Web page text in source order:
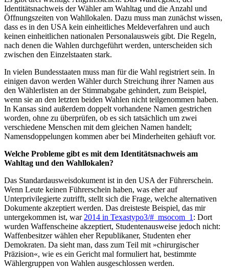
Identitätsnachweis der Wähler am Wahltag und die Anzahl und
Öffnungszeiten von Wahllokalen. Dazu muss man zunächst wissen,
dass es in den USA kein einheitliches Meldeverfahren und auch
keinen einheitlichen nationalen Personalausweis gibt. Die Regeln,
nach denen die Wahlen durchgeführt werden, unterscheiden sich
zwischen den Einzelstaaten stark.
In vielen Bundesstaaten muss man für die Wahl registriert sein. In
einigen davon werden Wähler durch Streichung ihrer Namen aus
den Wählerlisten an der Stimmabgabe gehindert, zum Beispiel,
wenn sie an den letzten beiden Wahlen nicht teilgenommen haben.
In Kansas sind außerdem doppelt vorhandene Namen gestrichen
worden, ohne zu überprüfen, ob es sich tatsächlich um zwei
verschiedene Menschen mit dem gleichen Namen handelt;
Namensdoppelungen kommen aber bei Minderheiten gehäuft vor.
Welche Probleme gibt es mit dem Identitätsnachweis am
Wahltag und den Wahllokalen?
Das Standardausweisdokument ist in den USA der Führerschein.
Wenn Leute keinen Führerschein haben, was eher auf
Unterprivilegierte zutrifft, stellt sich die Frage, welche alternativen
Dokumente akzeptiert werden. Das dreisteste Beispiel, das mir
untergekommen ist, war 2014 in Texastypo3/#_msocom_1 : Dort
wurden Waffenscheine akzeptiert, Studentenausweise jedoch nicht:
Waffenbesitzer wählen eher Republikaner, Studenten eher
Demokraten. Da sieht man, dass zum Teil mit »chirurgischer
Präzision«, wie es ein Gericht mal formuliert hat, bestimmte
Wählergruppen von Wahlen ausgeschlossen werden.